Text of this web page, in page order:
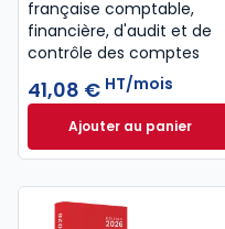
française comptable,
financière, d'audit et de
contrôle des comptes
41,08 € HT/mois
Ajouter au panier
Mémentis